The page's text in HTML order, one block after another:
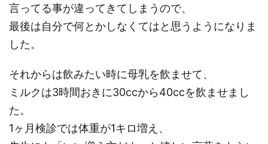
言ってる事が違ってきてしまうので、
最後は自分で何とかしなくてはと思うようになりま
した。
それからは飲みたい時に母乳を飲ませて、
ミルクは3時間おきに30ccから40ccを飲ませまし
た。
1ヶ月検診では体重が1キロ増え、